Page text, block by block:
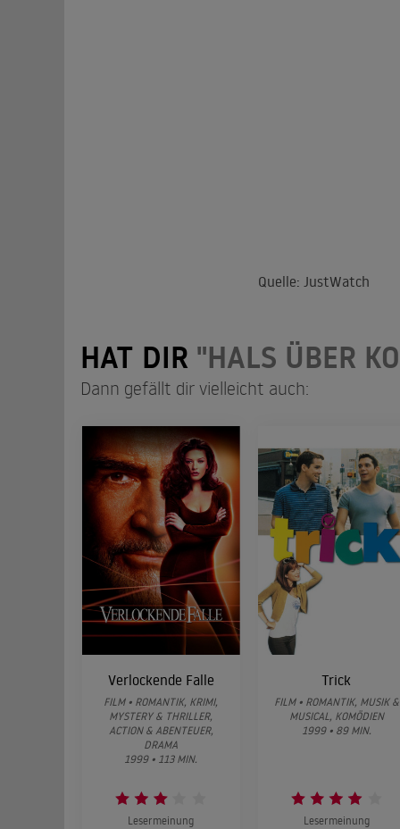
Quelle: JustWatch
HAT DIR "HALS ÜBER
Dann gefällt dir vielleicht auch:
Verlockende Falle
FILM • ROMANTIK, KRIMI,
MYSTERY & THRILLER,
ACTION & ABENTEUER,
DRAMA
1999 • 113 MIN.
Lesermeinung
Trick
FILM • ROMANTIK, MUSIK &
MUSICAL, KOMÖDIEN
1999 • 89 MIN.
Lesermeinung